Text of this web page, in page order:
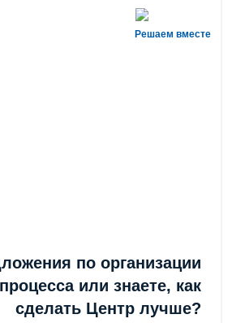
Решаем вместе
по организации
или знаете, как
сделать Центр лучше?